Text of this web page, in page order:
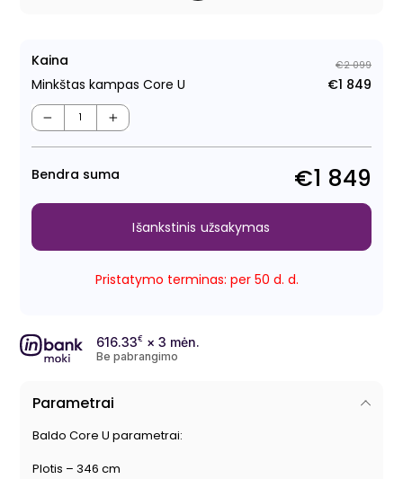
Kaina
Minkštas kampas Core U
€2 099
€1 849
− +
Bendra suma €1 849
Pristatymo terminas: per 50 d. d.
Išankstinis užsakymas
616.33€ × 3 mėn.
Be pabrangimo
Parametrai
Baldo Core U parametrai:
Plotis – 346 cm